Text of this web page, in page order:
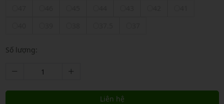
Số lượng:
Liên hệ